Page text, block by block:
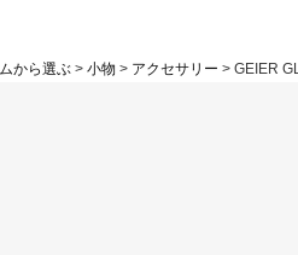
から選ぶ 小物 アクセサリー GEIER